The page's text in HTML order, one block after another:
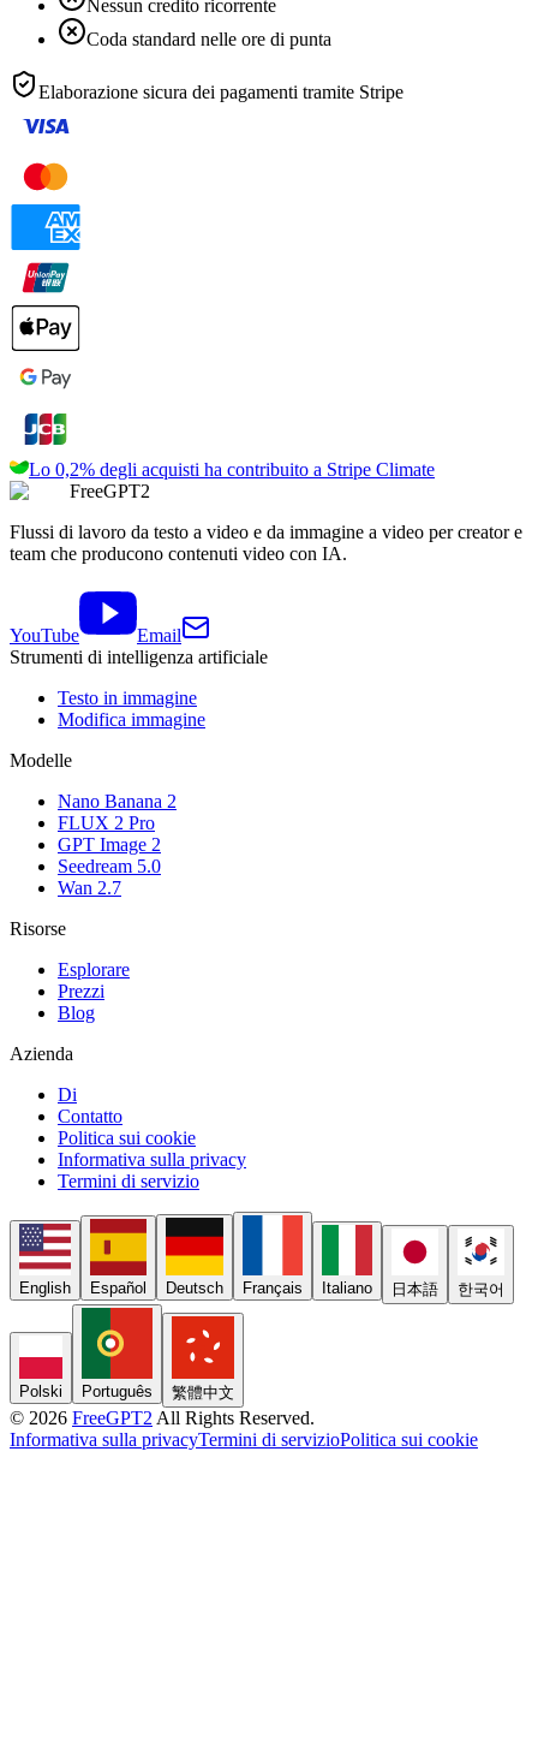
Nessun credito ricorrente
Coda standard nelle ore di punta
Elaborazione sicura dei pagamenti tramite Stripe
Lo 0,2% degli acquisti ha contribuito a Stripe Climate
FreeGPT2
Flussi di lavoro da testo a video e da immagine a video per creator e
team che producono contenuti video con IA.
YouTube
Email
Strumenti di intelligenza artificiale
Testo in immagine
Modifica immagine
Modelle
Nano Banana 2
FLUX 2 Pro
GPT Image 2
Seedream 5.0
Wan 2.7
Risorse
Esplorare
Prezzi
Blog
Azienda
Di
Contatto
Politica sui cookie
Informativa sulla privacy
Termini di servizio
English Español Deutsch Français Italiano 日本語 한국어
Polski Português 繁體中文
© 2026 FreeGPT2 All Rights Reserved.
Informativa sulla privacyTermini di servizioPolitica sui cookie